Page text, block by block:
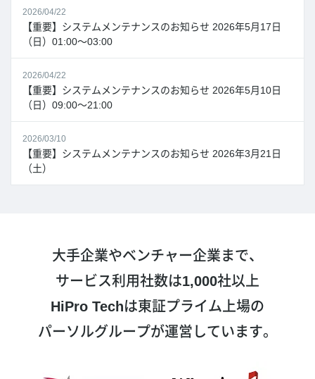
2026/04/22
【重要】システムメンテナンスのお知らせ 2026年5月17日
（日）01:00～03:00
2026/04/22
【重要】システムメンテナンスのお知らせ 2026年5月10日
（日）09:00～21:00
2026/03/10
【重要】システムメンテナンスのお知らせ 2026年3月21日
（土）
大手企業やベンチャー企業まで、
サービス利用社数は1,000社以上
HiPro Techは東証プライム上場の
パーソルグループが運営しています。